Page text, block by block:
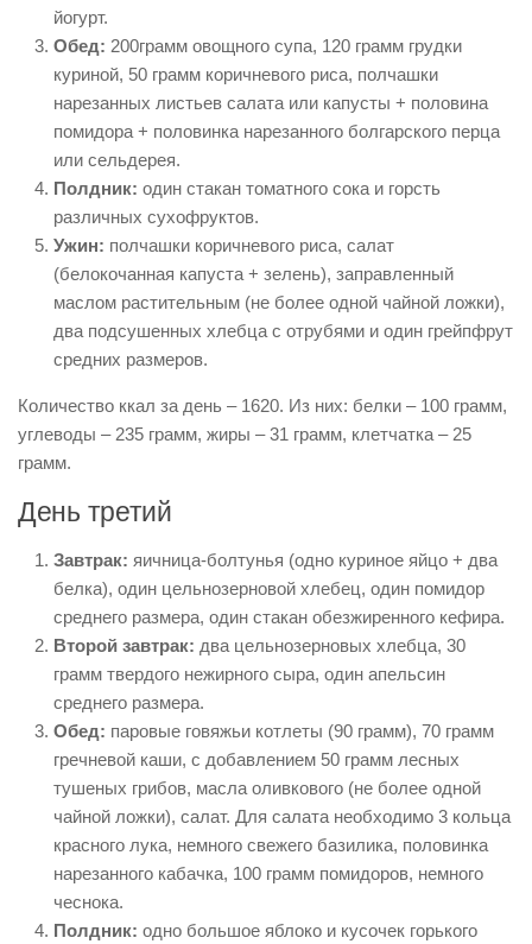
йогурт.
Обед: 200грамм овощного супа, 120 грамм грудки
куриной, 50 грамм коричневого риса, полчашки
нарезанных листьев салата или капусты + половина
помидора + половинка нарезанного болгарского перца
или сельдерея.
Полдник: один стакан томатного сока и горсть
различных сухофруктов.
Ужин: полчашки коричневого риса, салат
(белокочанная капуста + зелень), заправленный
маслом растительным (не более одной чайной ложки),
два подсушенных хлебца с отрубями и один грейпфрут
средних размеров.
Количество ккал за день – 1620. Из них: белки – 100 грамм,
углеводы – 235 грамм, жиры – 31 грамм, клетчатка – 25
грамм.
День третий
Завтрак: яичница-болтунья (одно куриное яйцо + два
белка), один цельнозерновой хлебец, один помидор
среднего размера, один стакан обезжиренного кефира.
Второй завтрак: два цельнозерновых хлебца, 30
грамм твердого нежирного сыра, один апельсин
среднего размера.
Обед: паровые говяжьи котлеты (90 грамм), 70 грамм
гречневой каши, с добавлением 50 грамм лесных
тушеных грибов, масла оливкового (не более одной
чайной ложки), салат. Для салата необходимо 3 кольца
красного лука, немного свежего базилика, половинка
нарезанного кабачка, 100 грамм помидоров, немного
чеснока.
Полдник: одно большое яблоко и кусочек горького